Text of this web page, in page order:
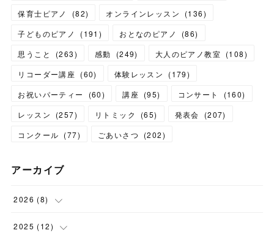
保育士ピアノ
(82) オンラインレッスン (136)
子どものピアノ
(191 ) おとなのピアノ (86)
思うこと
(263) 感動 (249) 大人のピアノ教室 (108)
リコーダー講座 (60) 体験レッスン (179)
お祝いパーティー
(60) 講座 (95) コンサート (160)
レッスン
(257) リトミック (65) 発表会 (207)
コンクール (77) ごあいさつ (202)
アーカイブ
2026 (8)
(1)
2025 (12)